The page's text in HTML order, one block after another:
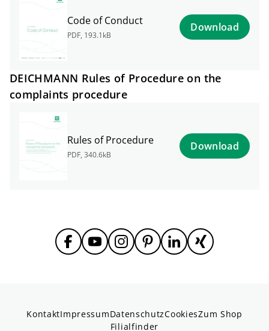
Code of Conduct
PDF, 193.1kB
Download
DEICHMANN Rules of Procedure on the
complaints procedure
Rules of Procedure
PDF, 340.6kB
Download
KontaktImpressumDatenschutzCookiesZum Shop
Filialfinder